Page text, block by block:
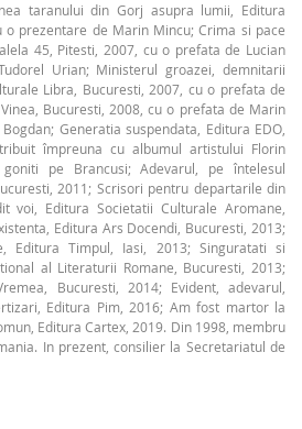
taranului din Gorj asupra lumii, Editura
o prezentare de Marin Mincu; Crima si pace
45, Pitesti, 2007, cu o prefata de Lucian
Urian; Ministerul groazei, demnitarii
Libra, Bucuresti, 2007, cu o prefata de
Bucuresti, 2008, cu o prefata de Marin
Generatia suspendata, Editura EDO,
împreuna cu albumul artistului Florin
pe Brancusi; Adevarul, pe întelesul
2011; Scrisori pentru departarile din
Editura Societatii Culturale Aromane,
Editura Ars Docendi, Bucuresti, 2013;
Editura Timpul, Iasi, 2013; Singuratati si
al Literaturii Romane, Bucuresti, 2013;
Bucuresti, 2014; Evident, adevarul,
Editura Pim, 2016; Am fost martor la
Editura Cartex, 2019. Din 1998, membru
In prezent, consilier la Secretariatul de